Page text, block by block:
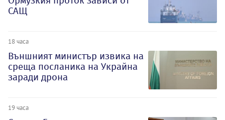
САЩ
18 часа
Външният министър извика на
среща посланика на Украйна
заради дрона
19 часа